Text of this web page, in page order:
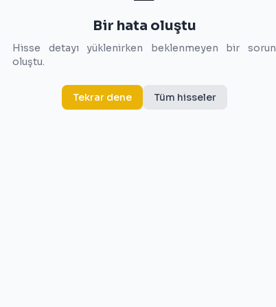
Bir hata oluştu
Hisse detayı yüklenirken beklenmeyen bir sorun
oluştu.
Tekrar dene Tüm hisseler